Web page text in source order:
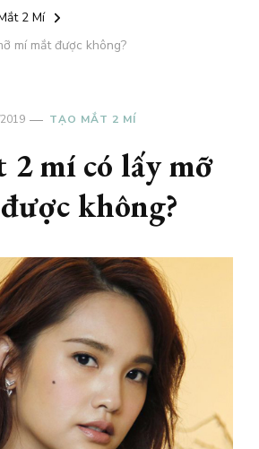
2 Mí
mí mắt được không?
TẠO MẮT 2 MÍ
2 mí có lấy mỡ
không?